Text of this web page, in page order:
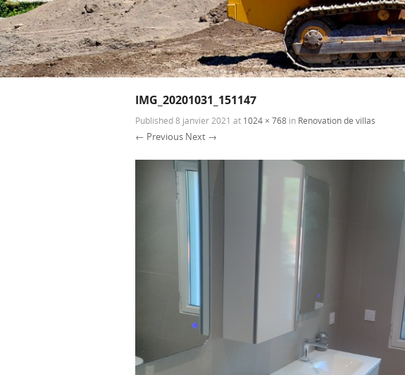
IMG_20201031_151147
Published8 janvier 2021 at 1024 × 768 in Renovation de villas
← Previous Next →